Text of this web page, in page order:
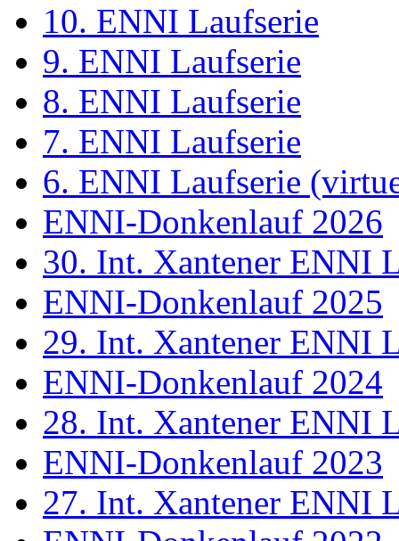
10. ENNI Laufserie
9. ENNI Laufserie
8. ENNI Laufserie
7. ENNI Laufserie
6. ENNI Laufserie
ENNI-Donkenlauf 2026
30. Int. Xantener ENNI
ENNI-Donkenlauf 2025
29. Int. Xantener ENNI
ENNI-Donkenlauf 2024
28. Int. Xantener ENNI
ENNI-Donkenlauf 2023
27. Int. Xantener ENNI